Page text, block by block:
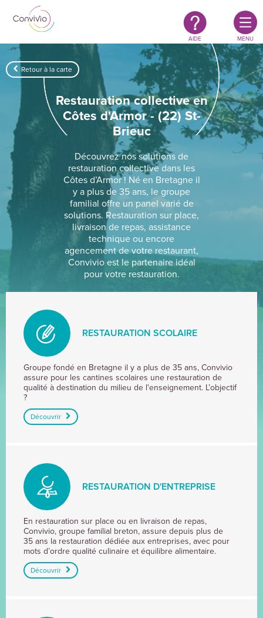
Aller au contenu principal
Restauration
authentique
responsable
AIDE MENU
Retour à la carte
Restauration collective en
Côtes d'Armor - (22) St-
Brieuc
Découvrez nos solutions de
restauration collective dans les
Côtes d’Armor ! Né en Bretagne il
y a plus de 35 ans, le groupe
familial offre un panel varié de
solutions. Restauration sur place,
livraison de repas, assistance
technique ou encore
agencement de votre restaurant,
Convivio est le partenaire idéal
pour votre restauration.
RESTAURATION SCOLAIRE
RESTAURATION
SCOLAIRE
Groupe fondé en Bretagne il y a plus de 35 ans, Convivio
assure pour les cantines scolaires une restauration de
qualité à destination du milieu de l'enseignement. L’objectif
?
Découvrir
RESTAURATION D'ENTREPRISE
RESTAURATION
D'ENTREPRISE
En restauration sur place ou en livraison de repas,
Convivio, groupe familial breton, assure depuis plus de
35 ans la restauration dédiée aux entreprises, avec pour
mots d’ordre qualité culinaire et équilibre alimentaire.
Découvrir